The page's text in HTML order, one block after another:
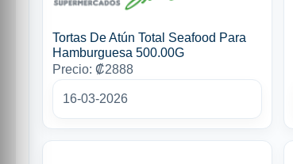
Tortas De Atún Total Seafood Para
Hamburguesa 500.00G
Precio: ₡2888
16-03-2026